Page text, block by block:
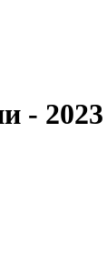
- 2023